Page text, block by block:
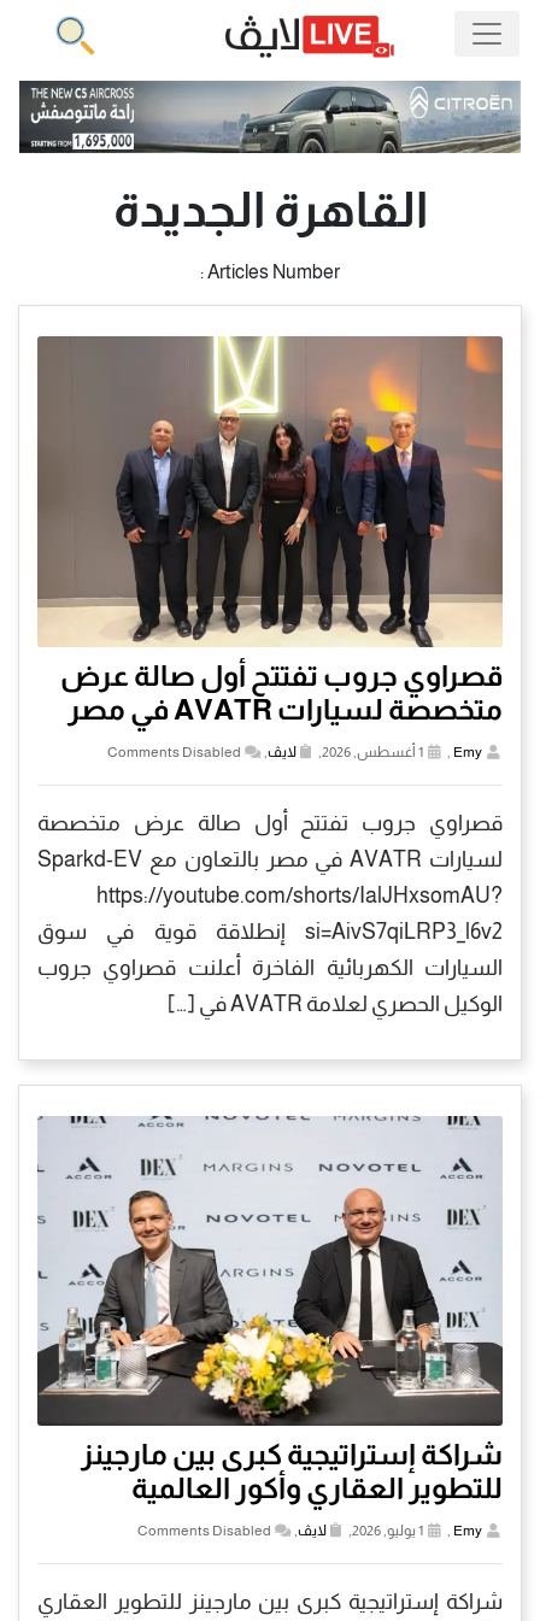
القاهرة الجديدة
Articles Number :
قصراوي جروب تفتتح أول صالة عرض
متخصصة لسيارات AVATR في مصر
Emy لايڤ Comments Disabled
قصراوي جروب تفتتح أول صالة عرض متخصصة
لسيارات AVATR في مصر بالتعاون مع Sparkd-EV
https://youtube.com/shorts/IalJHxsomAU?
si=AivS7qiLRP3_l6v2 إنطلاقة قوية في سوق
السيارات الكهربائية الفاخرة أعلنت قصراوي جروب
الوكيل الحصري لعلامة AVATR في […]
شراكة إستراتيجية كبرى بين مارجينز
للتطوير العقاري وأكور العالمية
Emy
, لايڤ,
Comments Disabled
شراكة إستراتيجية كبرى بين مارجينز للتطوير العقاري